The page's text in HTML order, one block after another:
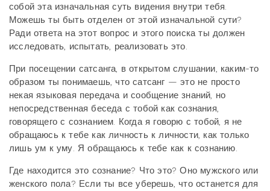
собой эта изначальная суть видения внутри тебя.
Можешь ты быть отделен от этой изначальной сути?
Ради ответа на этот вопрос и этого поиска ты должен
исследовать, испытать, реализовать это.
При посещении сатсанга, в открытом слушании, каким-то
образом ты понимаешь, что сатсанг — это не просто
некая языковая передача и сообщение знаний, но
непосредственная беседа с тобой как сознания,
говорящего с сознанием. Когда я говорю с тобой, я не
обращаюсь к тебе как личность к личности, как только
лишь ум к уму. Я обращаюсь к тебе как к сознанию.
Где находится это сознание? Что это? Оно мужского или
женского пола? Если ты все уберешь, что останется для